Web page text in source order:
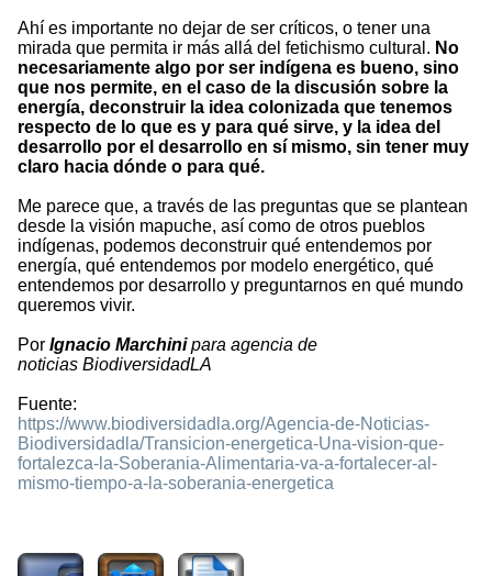
Ahí es importante no dejar de ser críticos, o tener una
mirada que permita ir más allá del fetichismo cultural. No
necesariamente algo por ser indígena es bueno, sino
que nos permite, en el caso de la discusión sobre la
energía, deconstruir la idea colonizada que tenemos
respecto de lo que es y para qué sirve, y la idea del
desarrollo por el desarrollo en sí mismo, sin tener muy
claro hacia dónde o para qué.
Me parece que, a través de las preguntas que se plantean
desde la visión mapuche, así como de otros pueblos
indígenas, podemos deconstruir qué entendemos por
energía, qué entendemos por modelo energético, qué
entendemos por desarrollo y preguntarnos en qué mundo
queremos vivir.
Por Ignacio Marchinipara agencia de
noticias BiodiversidadLA
Fuente:
https://www.biodiversidadla.org/Agencia-de-Noticias-
Biodiversidadla/Transicion-energetica-Una-vision-que-
fortalezca-la-Soberania-Alimentaria-va-a-fortalecer-al-
mismo-tiempo-a-la-soberania-energetica